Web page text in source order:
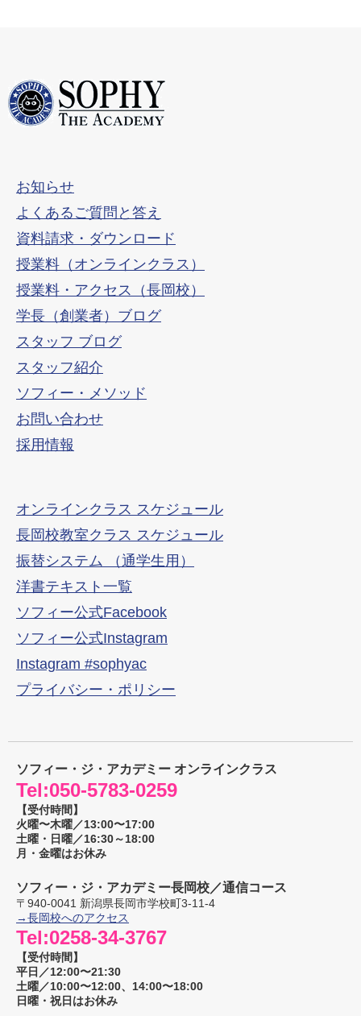
お知らせ
よくあるご質問と答え
資料請求・ダウンロード
授業料（オンラインクラス）
授業料・アクセス（長岡校）
学長（創業者）ブログ
スタッフ ブログ
スタッフ紹介
ソフィー・メソッド
お問い合わせ
採用情報
オンラインクラス スケジュール
長岡校教室クラス スケジュール
振替システム （通学生用）
洋書テキスト一覧
ソフィー公式Facebook
ソフィー公式Instagram
Instagram #sophyac
プライバシー・ポリシー
ソフィー・ジ・アカデミー オンラインクラス
Tel:050-5783-0259
【受付時間】
火曜〜木曜／13:00〜17:00
土曜・日曜／16:30～18:00
月・金曜はお休み
ソフィー・ジ・アカデミー長岡校／通信コース
〒 940-0041 新潟県長岡市学校町3-11-4
→長岡校へのアクセス
Tel:0258-34-3767
【受付時間】
平日／12:00〜21:30
土曜／10:00〜12:00、14:00〜18:00
日曜・祝日はお休み